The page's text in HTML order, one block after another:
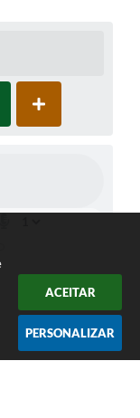
ACEITAR
PERSONALIZAR